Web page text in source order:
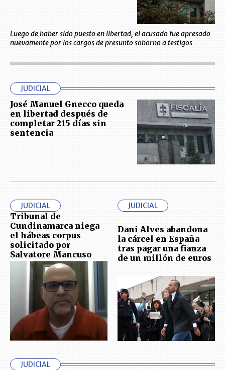
Luego de haber sido puesto en libertad, el acusado fue apresado
nuevamente por los cargos de presunto soborno a testigos
JUDICIAL
José Manuel Gnecco queda
en libertad después de
completar 215 días sin
sentencia
JUDICIAL
Tribunal de
Cundinamarca niega
el hábeas corpus
solicitado por
Salvatore Mancuso
JUDICIAL
Dani Alves abandona
la cárcel en España
tras pagar una fianza
de un millón de euros
JUDICIAL